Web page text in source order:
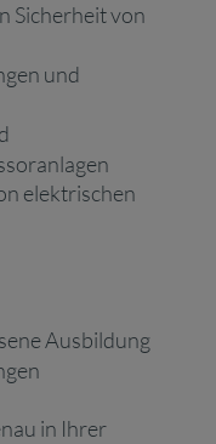
Sicherheit von
und
elektrischen
Ausbildung
in Ihrer